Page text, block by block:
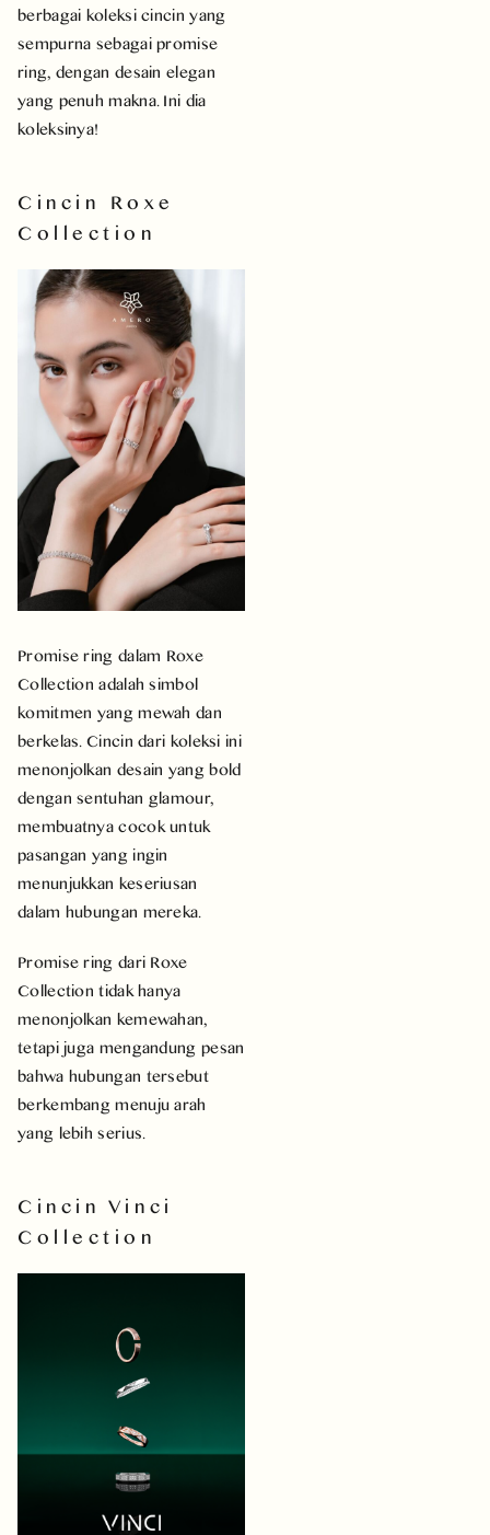
berbagai koleksi cincin yang
sempurna sebagai promise
ring, dengan desain elegan
yang penuh makna. Ini dia
koleksinya!
Cincin Roxe
Collection
Promise ring dalam Roxe
Collection adalah simbol
komitmen yang mewah dan
berkelas. Cincin dari koleksi ini
menonjolkan desain yang bold
dengan sentuhan glamour,
membuatnya cocok untuk
pasangan yang ingin
menunjukkan keseriusan
dalam hubungan mereka.
Promise ring dari Roxe
Collection tidak hanya
menonjolkan kemewahan,
tetapi juga mengandung pesan
bahwa hubungan tersebut
berkembang menuju arah
yang lebih serius.
Cincin Vinci
Collection